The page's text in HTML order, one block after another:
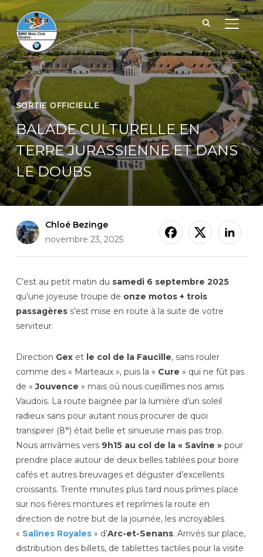
SORTIE OFFICIELLE
BALADE CULTURELLE EN
TERRE JURASSIENNE ET DANS
LE DOUBS
Chloé Bezinge
novembre 23, 2025
C’est au petit matin du samedi 6 septembre 2025
qu’une joyeuse troupe de onze motos + trois
passagèress’est mise en route à la suite de votre
serviteur.
Direction Gexet le col de la Faucille, sans rouler
comme des « Marteaux », puis la « Cure » qui ne fût pas
de «Jouvence » mais où nous cueillîmes nos amis
Vaudois. La route baignée par la lumière d’un soleil
radieux sans pour autant nous procurer de quoi
transpirer (8°) était belle et sinueuse mais pas trop.
Nous arrivâmes vers 9h15 au col de la « Savine »pour
prendre place autour de deux belles tablées pour boire
cafés et autres breuvages et déguster d’excellents
croissants. Trente minutes plus tard nous prîmes place
sur nos fières montures et reprîmes la route en
direction de notre but de la journée, les incroyables
« Salines Royales» d’Arc-et-Senans. Arrivés sur place,
distribution des billets, de tablettes tactiles pour la visite